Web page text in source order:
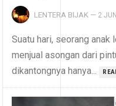
LENTERA BIJAK — 2
Suatu hari, seorang
menjual asongan dari
dikantongnya hanya...